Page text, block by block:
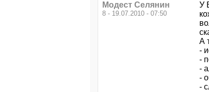
Модест Селянин
8 - 19.07.2010 - 07:50
У
А
-
-
-
-
-